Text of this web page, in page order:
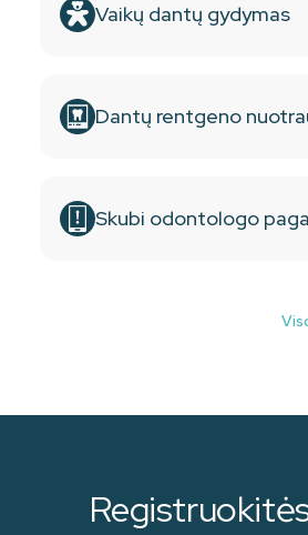
Vaikų dantų gydymas
Dantų rentgeno
Skubi odontologo